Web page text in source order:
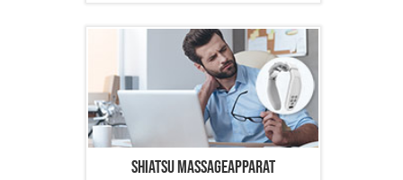
Shiatsu massageapparat